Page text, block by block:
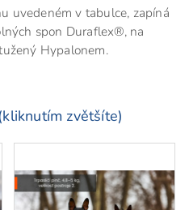
uvedeném v tabulce, zapíná
spon Duraflex®, na
Hypalonem.
zvětšíte)